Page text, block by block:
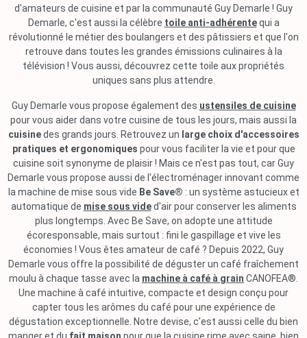
d'amateurs de cuisine et par la communauté Guy Demarle ! Guy
Demarle, c'est aussi la célèbre toile anti-adhérentequi a
révolutionné le métier des boulangers et des pâtissiers et que l'on
retrouve dans toutes les grandes émissions culinaires à la
télévision ! Vous aussi, découvrez cette toile aux propriétés
uniques sans plus attendre.
Guy Demarle vous propose également des ustensiles de cuisine
pour vous aider dans votre cuisine de tous les jours, mais aussi la
cuisinedes grands jours. Retrouvez un large choix d'accessoires
pratiques et ergonomiques pour vous faciliter la vie et pour que
cuisine soit synonyme de plaisir ! Mais ce n'est pas tout, car Guy
Demarle vous propose aussi de l'électroménager innovant comme
la machine de mise sous vide Be Save® : un système astucieux et
automatique de mise sous vided'air pour conserver les aliments
plus longtemps. Avec Be Save, on adopte une attitude
écoresponsable, mais surtout : fini le gaspillage et vive les
économies ! Vous êtes amateur de café ? Depuis 2022, Guy
Demarle vous offre la possibilité de déguster un café fraîchement
moulu à chaque tasse avec la machine à café à grain CANOFEA®.
Une machine à café intuitive, compacte et design conçu pour
capter tous les arômes du café pour une expérience de
dégustation exceptionnelle. Notre devise, c'est aussi celle du bien